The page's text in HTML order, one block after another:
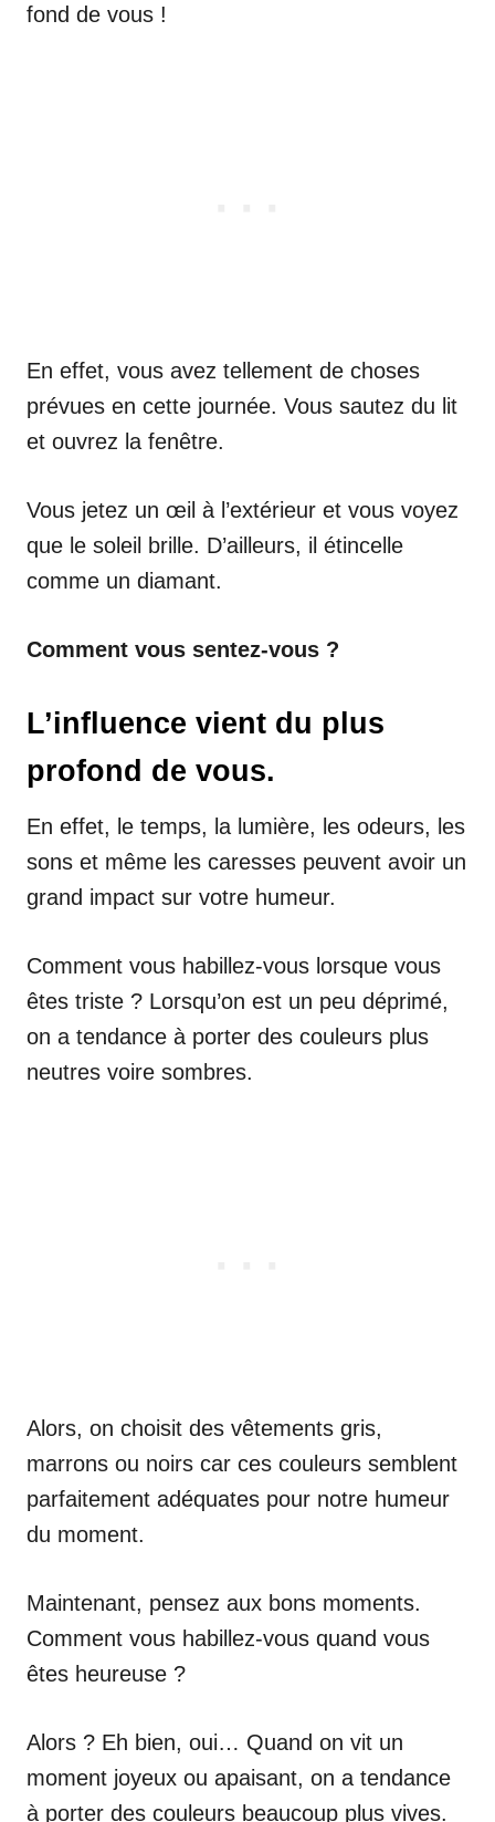
fond de vous !
En effet, vous avez tellement de choses
prévues en cette journée. Vous sautez du lit
et ouvrez la fenêtre.
Vous jetez un œil à l’extérieur et vous voyez
que le soleil brille. D’ailleurs, il étincelle
comme un diamant.
Comment vous sentez-vous ?
L’influence vient du plus
profond de vous.
En effet, le temps, la lumière, les odeurs, les
sons et même les caresses peuvent avoir un
grand impact sur votre humeur.
Comment vous habillez-vous lorsque vous
êtes triste ? Lorsqu’on est un peu déprimé,
on a tendance à porter des couleurs plus
neutres voire sombres.
Alors, on choisit des vêtements gris,
marrons ou noirs car ces couleurs semblent
parfaitement adéquates pour notre humeur
du moment.
Maintenant, pensez aux bons moments.
Comment vous habillez-vous quand vous
êtes heureuse ?
Alors ? Eh bien, oui… Quand on vit un
moment joyeux ou apaisant, on a tendance
à porter des couleurs beaucoup plus vives.